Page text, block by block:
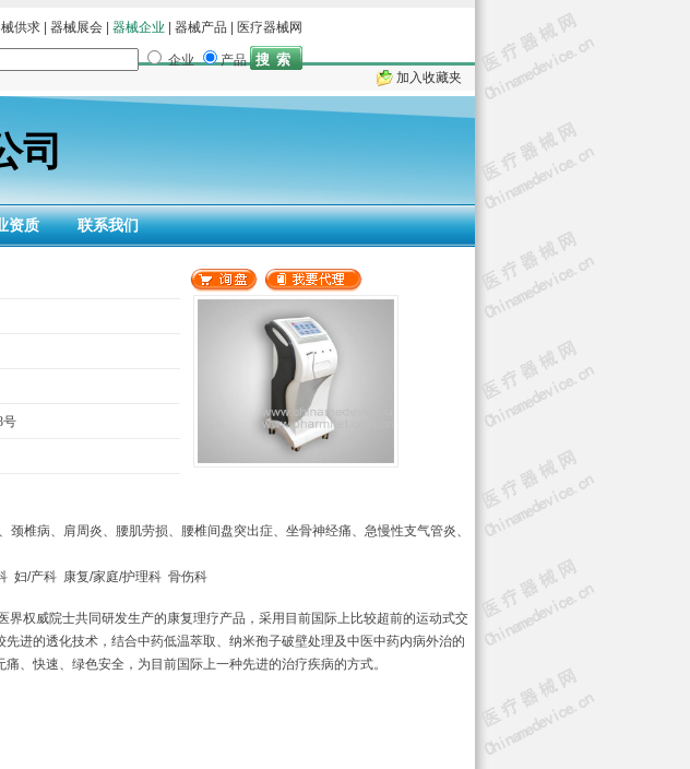
供求 器械展会 器械企业 器械产品 医疗器械网
企业
产品
加入收藏夹
司
资质 联系我们
号
颈椎病、肩周炎、腰肌劳损、腰椎间盘突出症、坐骨神经痛、急慢性支气管炎、
妇/产科 康复/家庭/护理科 骨伤科
界权威院士共同研发生产的康复理疗产品，采用目前国际上比较超前的运动式交
进的透化技术，结合中药低温萃取、纳米孢子破壁处理及中医中药内病外治的
、快速、绿色安全，为目前国际上一种先进的治疗疾病的方式。